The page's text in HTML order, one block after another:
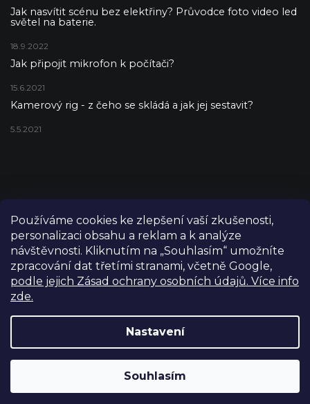
Používáme cookies ke zlepšení vaší zkušenosti,
personalizaci obsahu a reklam a k analýze
návštěvnosti. Kliknutím na „Souhlasím“ umožníte
zpracování dat třetími stranami, včetně Google,
podle jejich Zásad ochrany osobních údajů. Více info
zde.
Nastavení
Souhlasím
Výdejní sklad Praha: PO–PÁ 8:00–16:00. Při objednání a
Jak nasvítit scénu bez elektřiny? Průvodce foto video led
světel na baterie.
18.9.2022
Jak připojit mikrofon k počítači?
15.6.2021
Kamerový rig - z čeho se skládá a jak jej sestavit?
5.5.2021
Vytvořil Shoptet
Copyright 2026FILM-TECHNIKA. Všechna práva vyhrazena.
Upravit nastavení cookies